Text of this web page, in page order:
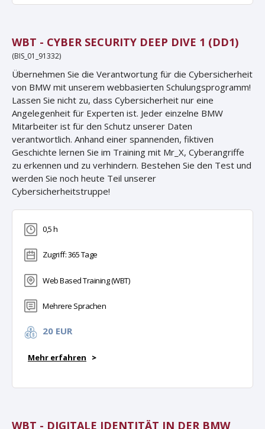
WBT - CYBER SECURITY DEEP DIVE 1 (DD1)
(BIS_01_91332)
Übernehmen Sie die Verantwortung für die Cybersicherheit
von BMW mit unserem webbasierten Schulungsprogramm!
Lassen Sie nicht zu, dass Cybersicherheit nur eine
Angelegenheit für Experten ist. Jeder einzelne BMW
Mitarbeiter ist für den Schutz unserer Daten
verantwortlich. Anhand einer spannenden, fiktiven
Geschichte lernen Sie im Training mit Mr_X, Cyberangriffe
zu erkennen und zu verhindern. Bestehen Sie den Test und
werden Sie noch heute Teil unserer
Cybersicherheitstruppe!
0,5 h
Zugriff: 365 Tage
Web Based Training (WBT)
Mehrere Sprachen
20 EUR
Mehr erfahren >
WBT - DIGITALE IDENTITÄT IN DER BMW